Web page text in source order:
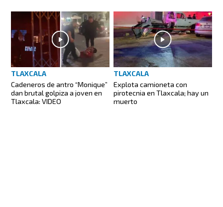
TLAXCALA
Cadeneros de antro “Monique”
dan brutal golpiza a joven en
Tlaxcala: VIDEO
TLAXCALA
Explota camioneta con
pirotecnia en Tlaxcala; hay un
muerto